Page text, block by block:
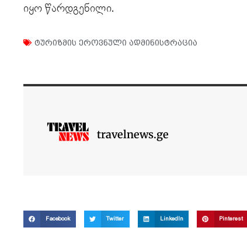
იყო წარდგენილი.
ტურიზმის ეროვნული ადმინისტრაცია
travelnews.ge
Facebook Twitter LinkedIn Pinterest